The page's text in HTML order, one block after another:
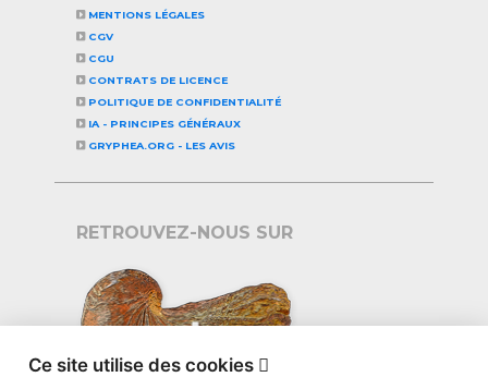
MENTIONS LÉGALES
CGV
CGU
CONTRATS DE LICENCE
POLITIQUE DE CONFIDENTIALITÉ
IA - PRINCIPES GÉNÉRAUX
GRYPHEA.ORG - LES AVIS
RETROUVEZ-NOUS SUR
Ce site utilise des cookies 